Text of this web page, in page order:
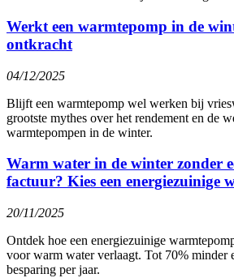
Werkt een warmtepomp in de
ontkracht
04/12/2025
Blijft een warmtepomp wel werken bij
grootste mythes over het rendement en de
warmtepompen in de winter.
Warm water in de winter zonder
factuur? Kies een energiezuinige
20/11/2025
Ontdek hoe een energiezuinige
voor warm water verlaagt. Tot 70% minder
besparing per jaar.